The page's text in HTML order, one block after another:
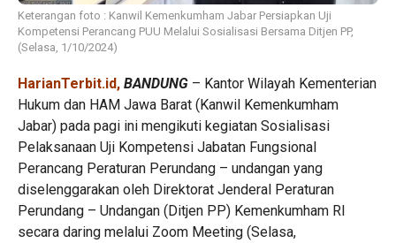
Keterangan foto : Kanwil Kemenkumham Jabar Persiapkan Uji
Kompetensi Perancang PUU Melalui Sosialisasi Bersama Ditjen PP,
(Selasa, 1/10/2024)
HarianTerbit.id, BANDUNG – Kantor Wilayah Kementerian
Hukum dan HAM Jawa Barat (Kanwil Kemenkumham
Jabar) pada pagi ini mengikuti kegiatan Sosialisasi
Pelaksanaan Uji Kompetensi Jabatan Fungsional
Perancang Peraturan Perundang – undangan yang
diselenggarakan oleh Direktorat Jenderal Peraturan
Perundang – Undangan (Ditjen PP) Kemenkumham RI
secara daring melalui Zoom Meeting (Selasa,